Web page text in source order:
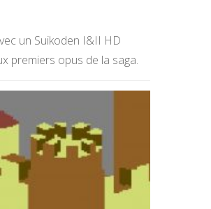
un Suikoden I&II HD
premiers opus de la saga.